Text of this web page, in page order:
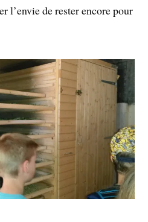
l’envie de rester encore pour